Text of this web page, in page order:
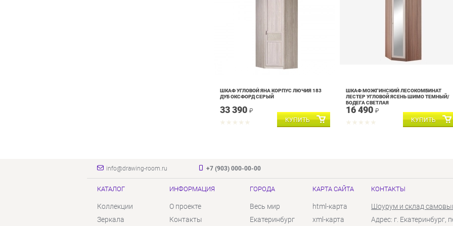
ШКАФ УГЛОВОЙ ЯНА КОРПУС ЛЮЧИЯ 183
ДУБ ОКСФОРД СЕРЫЙ
33 390 ₽
ШКАФ МОЖГИНСКИЙ ЛЕСОКОМБИНАТ
ЛЕСТЕР УГЛОВОЙ ЯСЕНЬ ШИМО ТЕМНЫЙ/
БОДЕГА СВЕТЛАЯ
16 490 ₽
info@drawing-room.ru +7 (903) 000-00-00
КАТАЛОГ
Коллекции
Зеркала
ИНФОРМАЦИЯ
О проекте
Контакты
ГОРОДА
Весь мир
Екатеринбург
КАРТА САЙТА
html-карта
xml-карта
КОНТАКТЫ
Шоурум и склад
Адрес: г. Екатеринбург,